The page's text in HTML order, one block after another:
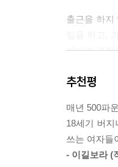
가는 동성
출근을 하지
아니라 과정
이 책은 당
가난하지
요금을 내
공허한 위로
기본소득
추천평
매년 500파
18세기 버
쓰는 여자들
- 이길보라 (